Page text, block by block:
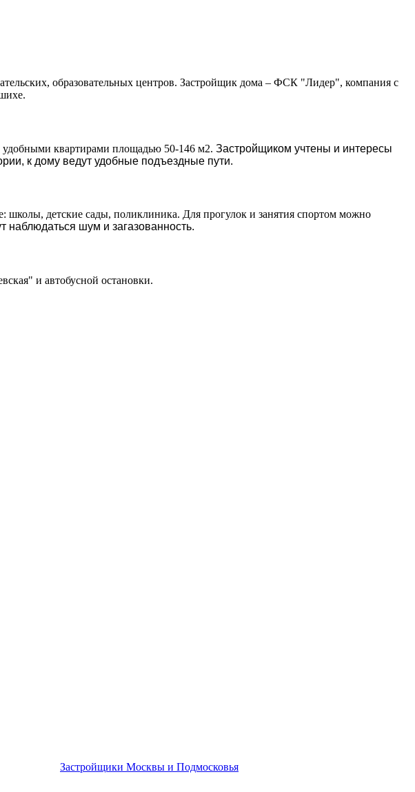
образовательных центров. Застройщик дома – ФСК "Лидер", компания с
квартирами площадью 50-146 м2. Застройщиком учтены и интересы
к дому ведут удобные подъездные пути.
школы, детские сады, поликлиника. Для прогулок и занятия спортом можно
наблюдаться шум и загазованность.
и автобусной остановки.
Застройщики Москвы и Подмосковья